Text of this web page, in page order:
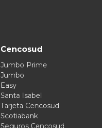
Cencosud
Jumbo Prime
Jumbo
Easy
Santa Isabel
Tarjeta Cencosud
Scotiabank
Seguros Cencosud